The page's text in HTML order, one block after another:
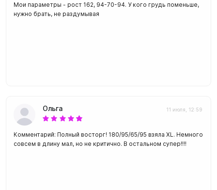
Мои параметры - рост 162, 94-70-94. У кого грудь поменьше,
нужно брать, не раздумывая
Ольга 11 июля, 12:59
Комментарий: Полный восторг! 180/95/65/95 взяла XL. Немного
совсем в длину мал, но не критично. В остальном супер!!!!